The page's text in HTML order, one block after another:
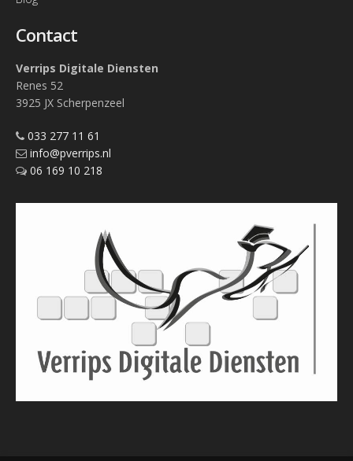
Contact
Verrips Digitale Diensten
Renes 52
3925 JX Scherpenzeel
033 277 11 61
info@pverrips.nl
06 169 10 218